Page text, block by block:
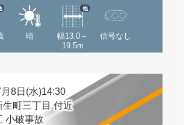
晴
幅13.0～
19.5m
他
信号なし
8日(水)14:30
生町三丁目 付近
小破事故